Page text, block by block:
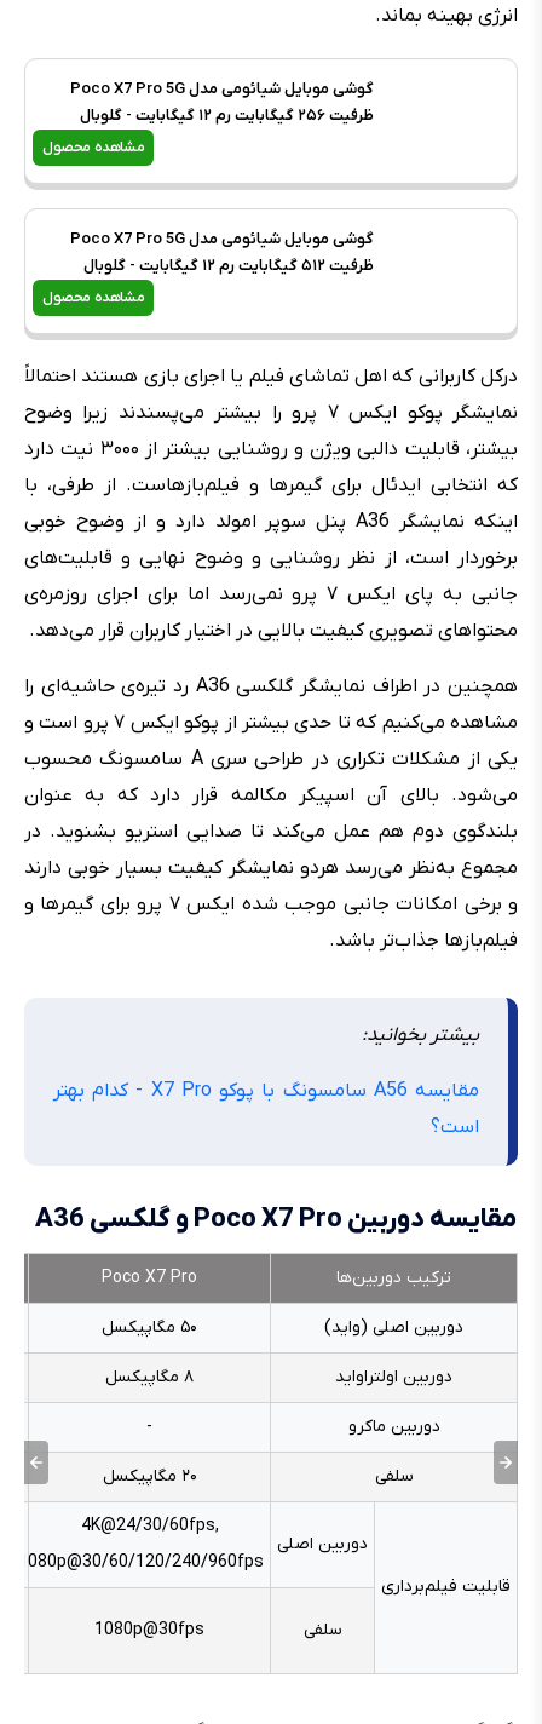
انرژی بهینه بماند.
گوشی موبایل شیائومی مدل Poco X7 Pro 5G
ظرفیت ۲۵۶ گیگابایت رم ۱۲ گیگابایت - گلوبال
مشاهده محصول
گوشی موبایل شیائومی مدل Poco X7 Pro 5G
ظرفیت ۵۱۲ گیگابایت رم ۱۲ گیگابایت - گلوبال
مشاهده محصول
درکل کاربرانی که اهل تماشای فیلم یا اجرای بازی هستند احتمالاً
نمایشگر پوکو ایکس ۷ پرو را بیشتر می‌پسندند زیرا وضوح
بیشتر، قابلیت دالبی ویژن و روشنایی بیشتر از ۳۰۰۰ نیت دارد
که انتخابی ایدئال برای گیمرها و فیلم‌بازهاست. از طرفی، با
اینکه نمایشگر A36 پنل سوپر امولد دارد و از وضوح خوبی
برخوردار است، از نظر روشنایی و وضوح نهایی و قابلیت‌های
جانبی به پای ایکس ۷ پرو نمی‌رسد اما برای اجرای روزمره‌ی
محتواهای تصویری کیفیت بالایی در اختیار کاربران قرار می‌دهد.
همچنین در اطراف نمایشگر گلکسی A36 رد تیره‌ی حاشیه‌ای را
مشاهده می‌کنیم که تا حدی بیشتر از پوکو ایکس ۷ پرو است و
یکی از مشکلات تکراری در طراحی سری A سامسونگ محسوب
می‌شود. بالای آن اسپیکر مکالمه قرار دارد که به عنوان
بلندگوی دوم هم عمل می‌کند تا صدایی استریو بشنوید. در
مجموع به‌نظر می‌رسد هردو نمایشگر کیفیت بسیار خوبی دارند
و برخی امکانات جانبی موجب شده ایکس ۷ پرو برای گیمرها و
فیلم‌بازها جذاب‌تر باشد.
بیشتر بخوانید:
مقایسه A56 سامسونگ با پوکو X7 Pro - کدام بهتر
است؟
مقایسه دوربین Poco X7 Pro و گلکسی A36
ترکیب دوربین‌ها Poco X7 Pro
دوربین اصلی (واید) ۵۰ مگاپیکسل
دوربین اولتراواید ۸ مگاپیکسل
دوربین ماکرو -
سلفی ۲۰ مگاپیکسل
قابلیت فیلم‌برداری
دوربین اصلی
4K@24/30/60fps,
1080p@30/60/120/240/960fps
سلفی 1080p@30fps